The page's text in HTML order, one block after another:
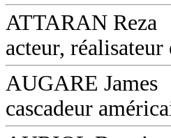
ATTARAN Reza
acteur,
AUGARE James
cascadeur